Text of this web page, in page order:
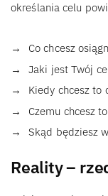
określania celu
Co chcesz
Jaki jest Twój
Kiedy chcesz to
Czemu chcesz
Skąd będziesz
Reality –